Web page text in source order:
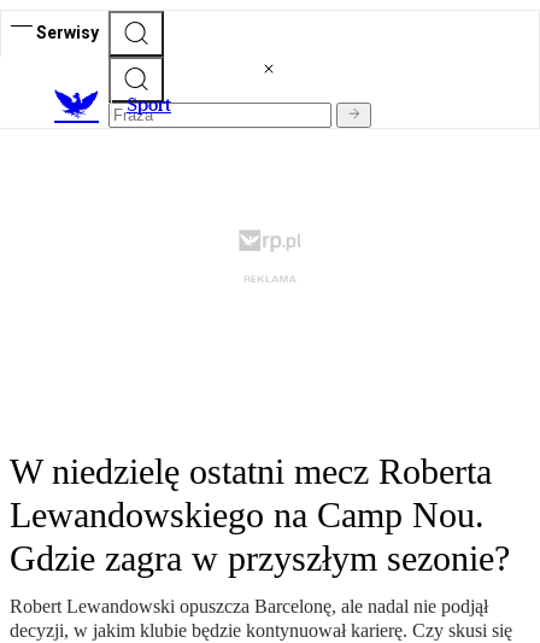
Serwisy
Sport
W niedzielę ostatni mecz Roberta
Lewandowskiego na Camp Nou.
Gdzie zagra w przyszłym sezonie?
Robert Lewandowski opuszcza Barcelonę, ale nadal nie podjął
decyzji, w jakim klubie będzie kontynuował karierę. Czy skusi się